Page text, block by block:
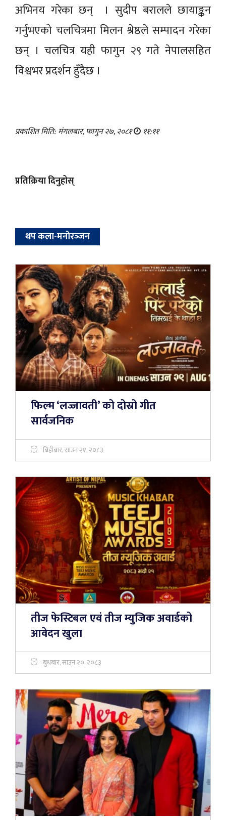
अभिनय गरेका छन् । सुदीप बरालले छायाङ्कन
गर्नुभएको चलचित्रमा मिलन श्रेष्ठले सम्पादन गरेका
छन् । चलचित्र यही फागुन २९ गते नेपालसहित
विश्वभर प्रदर्शन हुँदैछ ।
प्रकाशित मिति: मंगलबार, फागुन २७, २०८१ ११:११
प्रतिक्रिया दिनुहोस्
थप कला-मनोरञ्‍जन
फिल्म ‘लज्जावती’ को दोस्रो गीत
सार्वजनिक
बिहीबार, साउन २१, २०८३
तीज फेस्टिबल एवं तीज म्युजिक अवार्डको
आवेदन खुला
बुधबार, साउन २०, २०८३